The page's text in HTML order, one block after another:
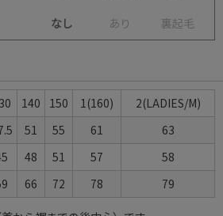
なし あ り 裏起毛
140 150 1(160)
2(LADIES/M)
51 55 61
63
48 51 57
58
66 72 78 79